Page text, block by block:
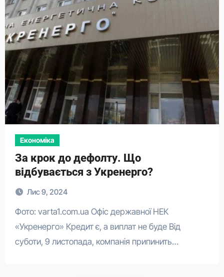
Економіка
​​За крок до дефолту. Що
відбувається з Укренерго?
Лис 9, 2024
Фото: varta1.com.ua Офіс державної НЕК
«Укренерго» Кредит є, а виплат не буде Від
суботи, 9 листопада, компанія припинить…